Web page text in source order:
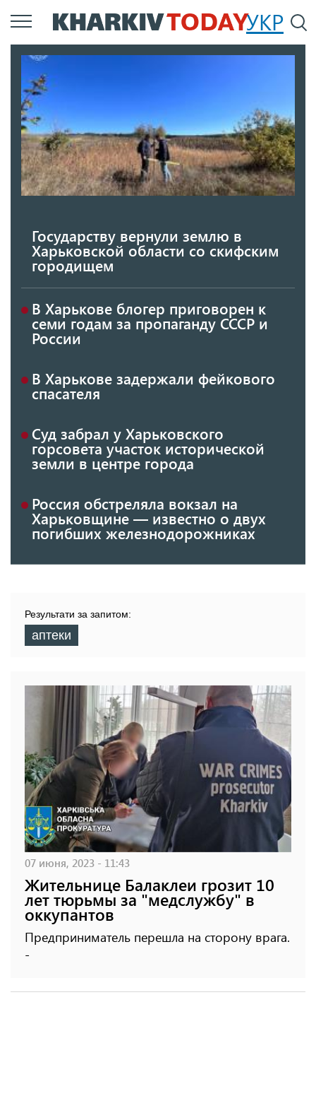
Перейти
к
УКР
Государству вернули землю в
Харьковской области со скифским
городищем
В Харькове блогер приговорен к
семи годам за пропаганду СССР и
России
В Харькове задержали фейкового
спасателя
Суд забрал у Харьковского
горсовета участок исторической
земли в центре города
Россия обстреляла вокзал на
Харьковщине — известно о двух
погибших железнодорожниках
Результати за запитом:
аптеки
07 июня, 2023 - 11:43
Жительнице Балаклеи грозит 10
лет тюрьмы за "медслужбу" в
оккупантов
Предприниматель перешла на сторону врага.
-